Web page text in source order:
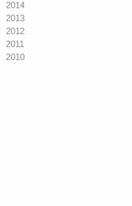
2014
2013
2012
2011
2010